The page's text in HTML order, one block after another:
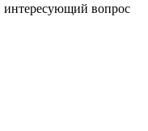
интересующий вопрос